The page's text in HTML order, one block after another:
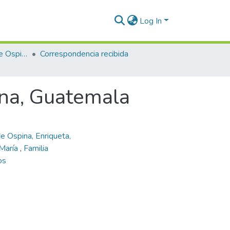
Log In
Enriqueta Vásquez de Ospina
Correspondencia recibida
Guatemala
Ospina, Enriqueta,
, Familia